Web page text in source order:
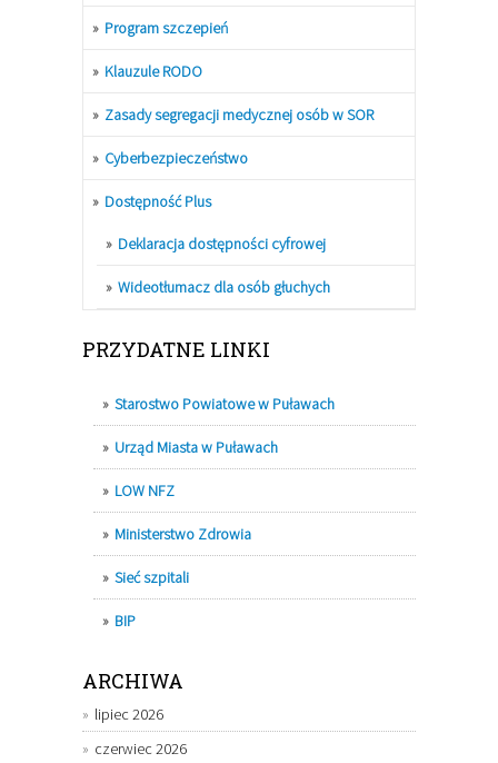
Program szczepień
Klauzule RODO
Zasady segregacji medycznej osób w SOR
Cyberbezpieczeństwo
Dostępność Plus
Deklaracja dostępności cyfrowej
Wideotłumacz dla osób głuchych
PRZYDATNE LINKI
Starostwo Powiatowe w Puławach
Urząd Miasta w Puławach
LOW NFZ
Ministerstwo Zdrowia
Sieć szpitali
BIP
ARCHIWA
lipiec 2026
czerwiec 2026